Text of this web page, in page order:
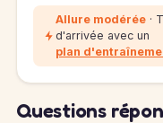
Allure modérée ·
d'arrivée avec un
plan
Questions